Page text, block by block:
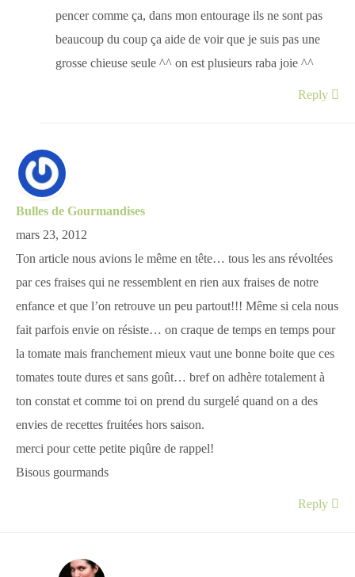
pencer comme ça, dans mon entourage ils ne sont pas
beaucoup du coup ça aide de voir que je suis pas une
grosse chieuse seule ^^ on est plusieurs raba joie ^^
Reply
Bulles de Gourmandises
mars 23, 2012
Ton article nous avions le même en tête… tous les ans révoltées
par ces fraises qui ne ressemblent en rien aux fraises de notre
enfance et que l’on retrouve un peu partout!!! Même si cela nous
fait parfois envie on résiste… on craque de temps en temps pour
la tomate mais franchement mieux vaut une bonne boite que ces
tomates toute dures et sans goût… bref on adhère totalement à
ton constat et comme toi on prend du surgelé quand on a des
envies de recettes fruitées hors saison.
merci pour cette petite piqûre de rappel!
Bisous gourmands
Reply